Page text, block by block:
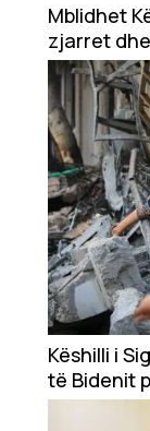
Ekonomi
Teknologji
Udhëtime
DuVideo
Mblidhet
zjarret
Këshilli i
të Bidenit